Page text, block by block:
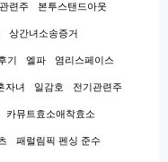
련주 본투스탠드아웃
상간녀소송증거
기 엘파 염리스페이스
자녀 일감호 전기관련주
카뮤트효소애착효소
패럴림픽 펜싱 준수